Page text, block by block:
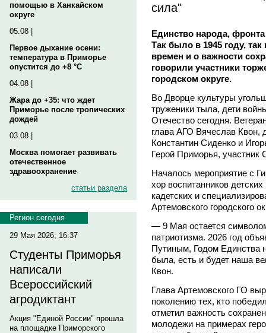
помощью в Ханкайском
округе
05.08 |
Первое дыхание осени:
температура в Приморье
опустится до +8 °C
04.08 |
Жара до +35: что ждет
Приморье после тропических
дождей
03.08 |
Москва помогает развивать
отечественное
здравоохранение
статьи раздела
Регион сегодня
29 Мая 2026, 16:37
Студенты Приморья
написали
Всероссийский
агродиктант
Акция "Единой России" прошла
на площадке Приморского
сила"
Единство народа,
Так было в 1945 году,
времен и о важности
говорили участники
городском округе.
Во Дворце культуры
труженики тыла, дети
Отечество сегодня.
глава АГО Вячеслав Квон,
Константин Сиденко и
Герой Приморья,
Началось мероприятие с
хор воспитанников
кадетских и
Артемовского городского
— 9 Мая остается
патриотизма. 2026 год
Путиным, Годом Единства
была, есть и будет наша
Квон.
Глава Артемовского ГО
поколению тех, кто
отметил важность
молодежи на примерах